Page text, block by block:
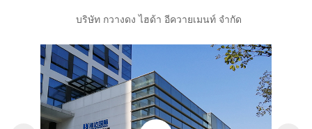
บริษัท กวางดง ไฮด้า อีควายเมนท์ จํากัด